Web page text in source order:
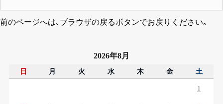
前のページへは､ブラウザの戻るボタンでお戻りください｡
2026年8月
日 月 火 水 木 金 土
1